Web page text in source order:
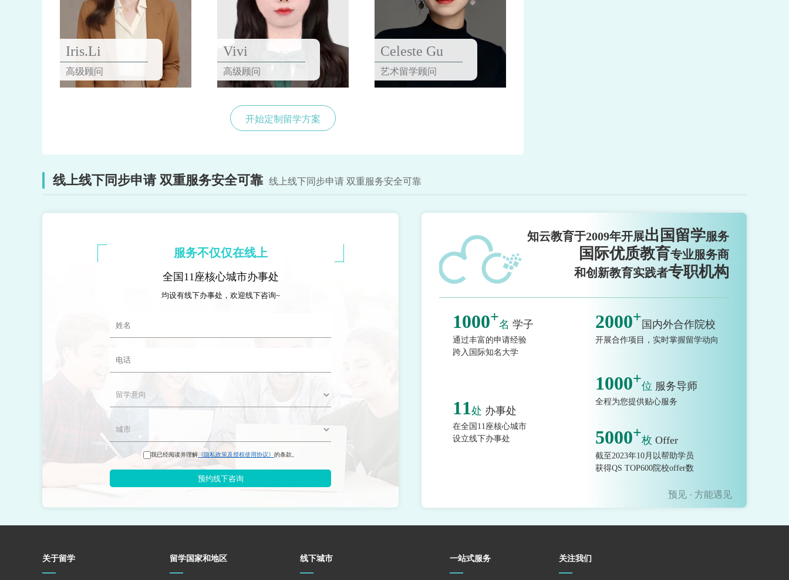
Iris.Li
高级顾问
Vivi
高级顾问
Celeste Gu
艺术留学顾问
开始定制留学方案
线上线下同步申请 双重服务安全可靠 线上线下同步申请 双重服务安全可靠
服务不仅仅在线上
全国11座核心城市办事处
均设有线下办事处，欢迎线下咨询~
我已经阅读并理解 《隐私政策及授权使用协议》 的条款。
预约线下咨询
知云教育于2009年开展出国留学服务
国际优质教育专业服务商
和创新教育实践者专职机构
1000+名 学子
通过丰富的申请经验
跨入国际知名大学
2000+ 国内外合作院校
开展合作项目，实时掌握留学动向
1000+位 服务导师
全程为您提供贴心服务
11处 办事处
在全国11座核心城市
设立线下办事处
5000+枚 Offer
截至2023年10月以帮助学员
获得QS TOP600院校offer数
预见 · 方能遇见
关于留学 留学国家和地区 线下城市 一站式服务 关注我们